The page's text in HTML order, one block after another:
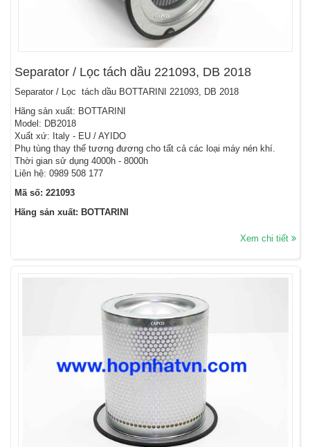
Separator / Lọc tách dầu 221093, DB 2018
Separator / Lọc tách dầu BOTTARINI 221093, DB 2018
Hãng sản xuất: BOTTARINI
Model: DB2018
Xuất xứ: Italy - EU / AYIDO
Phụ tùng thay thế tương đương cho tất cả các loại máy nén khí.
Thời gian sử dụng 4000h - 8000h
Liên hệ: 0989 508 177
Mã số: 221093
Hãng sản xuất: BOTTARINI
Xem chi tiết